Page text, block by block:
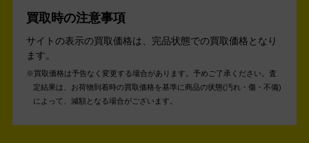
買取時の注意事項
サイトの表示の買取価格は、完品状態での買取価格となり
ます。
買取価格は予告なく変更する場合があります。予めご了承ください。 査
定結果は、お荷物到着時の買取価格を基準に商品の状態(汚れ・傷・不備)
によって、減額となる場合がございます。